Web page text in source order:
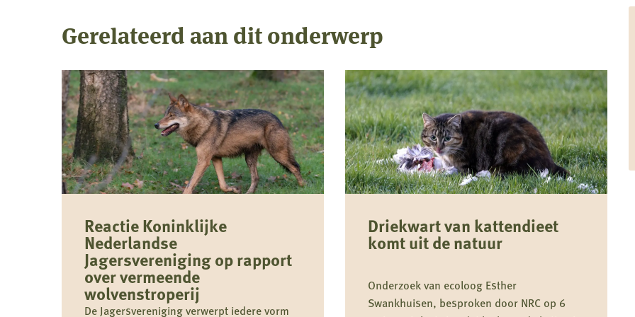
Gerelateerd aan dit onderwerp
Reactie Koninklijke
Nederlandse
Jagersvereniging op rapport
over vermeende
wolvenstroperij
De Jagersvereniging verwerpt iedere vorm
Driekwart van kattendieet
komt uit de natuur
Onderzoek van ecoloog Esther
Swankhuisen, besproken door NRC op 6